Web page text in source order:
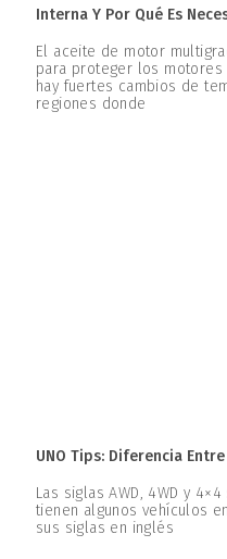
Interna Y Por Qué Es
El aceite de motor
para proteger los motores
hay fuertes cambios de
regiones donde
UNO Tips: Diferencia Entre
Las siglas AWD, 4WD y
tienen algunos vehículos
sus siglas en inglés